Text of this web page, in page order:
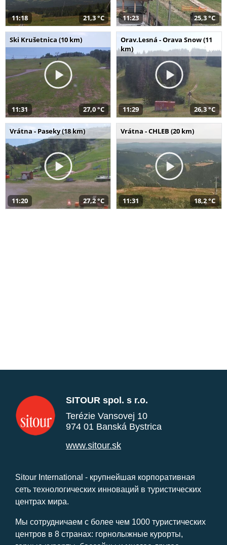
11:18 21,3 °C 11:23 25,3 °C
Ski Krušetnica (10 km)
11:31 27,0 °C
Orav.Lesná - Orava Snow (11
km)
11:29 26,3 °C
Vrátna - Paseky (18 km)
11:20 27,2 °C
Vrátna - CHLEB (20 km)
11:31 18,2 °C
SITOUR spol. s r.o.
Terézie Vansovej 10
974 01 Banská Bystrica
www.sitour.sk
Sitour International - крупнейшая корпоративная
сеть технологических инноваций в туристических
центрах мира.
Мы сотрудничаем с более чем 1000 туристических
центров в 8 странах: горнолыжные курорты,